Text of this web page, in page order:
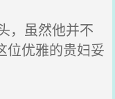
，虽然他并不
位优雅的贵妇妥